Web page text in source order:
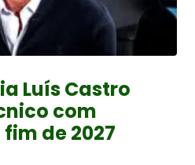
Luís Castro
com
de 2027